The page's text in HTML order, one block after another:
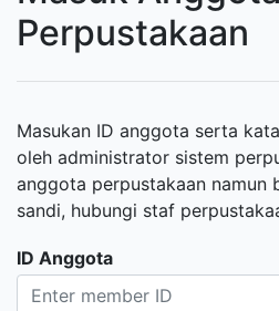
Perpustakaan
Masukan ID anggota serta
oleh administrator sistem
anggota perpustakaan namun
sandi, hubungi staf
ID Anggota